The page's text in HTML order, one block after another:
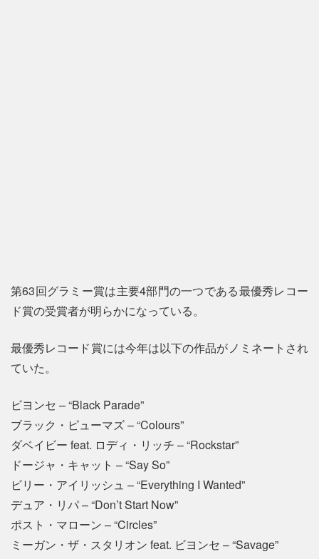
第63回グラミー賞は主要4部門の一つである最優秀レコー
ド賞の受賞者が明らかになっている。
最優秀レコード賞には今年は以下の作品がノミネートされ
ていた。
ビヨンセ – “Black Parade”
ブラック・ピューマズ – “Colours”
ダベイビー feat. ロディ・リッチ – “Rockstar”
ドージャ・キャット – “Say So”
ビリー・アイリッシュ – “Everything I Wanted”
デュア・リパ – “Don’t Start Now”
ポスト・マローン – “Circles”
ミーガン・ザ・スタリオン feat. ビヨンセ – “Savage”